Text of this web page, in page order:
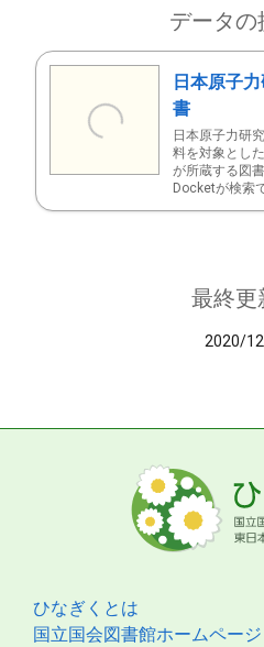
データの
日本原子
書
日本原子力研
料を対象とし
が所蔵する図書
Docketが検索
最終更
2020/
ひなぎくとは
国立国会図書館ホームページ